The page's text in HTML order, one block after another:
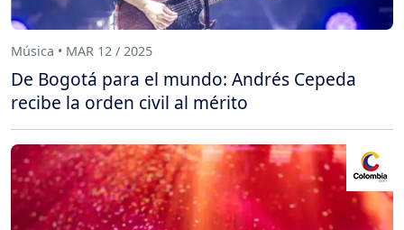
Música • MAR 12 / 2025
De Bogotá para el mundo: Andrés Cepeda
recibe la orden civil al mérito